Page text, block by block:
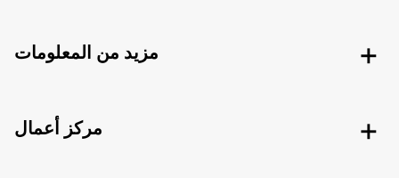
مزيد من المعلومات
مركز أعمال